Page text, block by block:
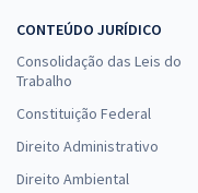
CONTEÚDO JURÍDICO
Consolidação das Leis do
Trabalho
Constituição Federal
Direito Administrativo
Direito Ambiental